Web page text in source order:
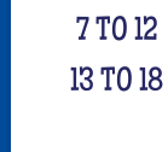
7 TO 12
13 TO 18